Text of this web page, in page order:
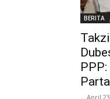
BERITA
- April